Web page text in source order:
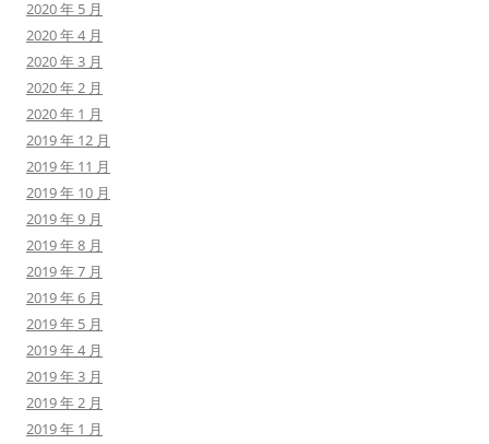
2020 年 5 月
2020 年 4 月
2020 年 3 月
2020 年 2 月
2020 年 1 月
2019 年 12 月
2019 年 11 月
2019 年 10 月
2019 年 9 月
2019 年 8 月
2019 年 7 月
2019 年 6 月
2019 年 5 月
2019 年 4 月
2019 年 3 月
2019 年 2 月
2019 年 1 月